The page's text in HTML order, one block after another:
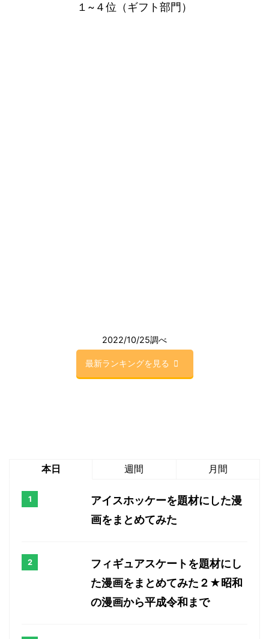
１~４位（ギフト部門）
2022/10/25調べ
最新ランキングを見る
本日 週間 月間
アイスホッケーを題材にした漫
画をまとめてみた
フィギュアスケートを題材にし
た漫画をまとめてみた２★昭和
の漫画から平成令和まで